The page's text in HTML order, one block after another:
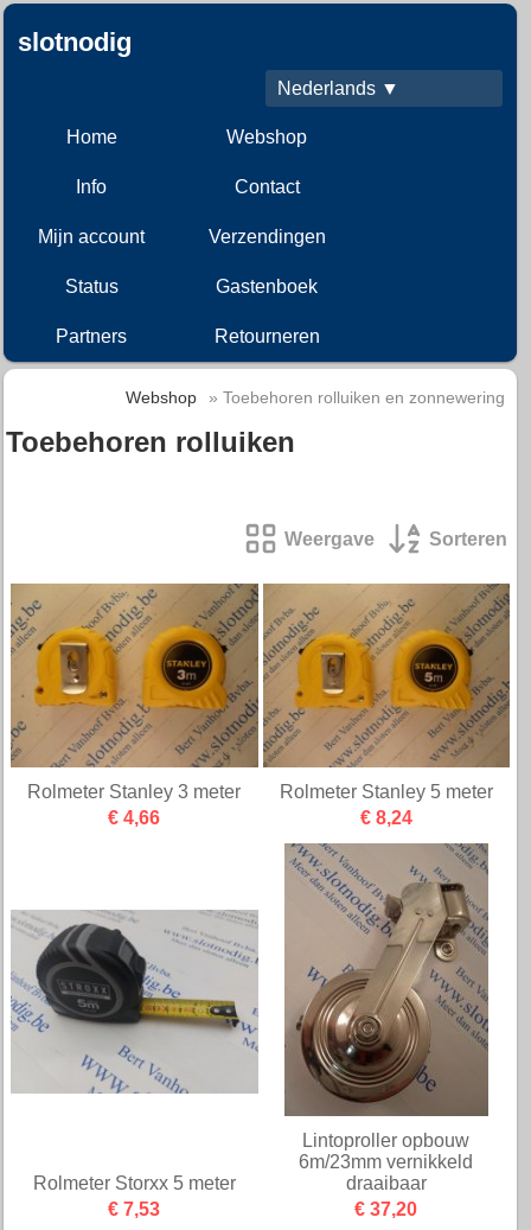
slotnodig
Nederlands ▼
Home Webshop
Info Contact
Mijn account Verzendingen
Status Gastenboek
Partners Retourneren
Webshop » Toebehoren rolluiken en zonnewering
Toebehoren rolluiken
Weergave Sorteren
Rolmeter Stanley 3 meter
€ 4,66
Rolmeter Stanley 5 meter
€ 8,24
Rolmeter Storxx 5 meter
€ 7,53
Lintoproller opbouw
6m/23mm vernikkeld
draaibaar
€ 37,20